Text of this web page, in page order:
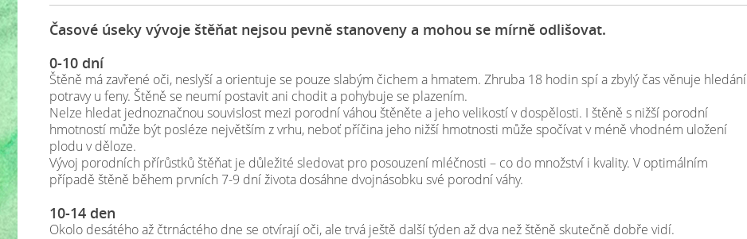
Časové úseky vývoje štěňat nejsou pevně stanoveny a mohou se mírně odlišovat.
0-10 dní
Štěně má zavřené oči, neslyší a orientuje se pouze slabým čichem a hmatem. Zhruba 18 hodin spí a zbylý čas věnuje hledání
potravy u feny. Štěně se neumí postavit ani chodit a pohybuje se plazením.
Nelze hledat jednoznačnou souvislost mezi porodní váhou štěněte a jeho velikostí v dospělosti. I štěně s nižší porodní
hmotností může být posléze největším z vrhu, neboť příčina jeho nižší hmotnosti může spočívat v méně vhodném uložení
plodu v děloze.
Vývoj porodních přírůstků štěňat je důležité sledovat pro posouzení mléčnosti – co do množství i kvality. V optimálním
případě štěně během prvních 7-9 dní života dosáhne dvojnásobku své porodní váhy.
10-14 den
Okolo desátého až čtrnáctého dne se otvírají oči, ale trvá ještě další týden až dva než štěně skutečně dobře vidí.